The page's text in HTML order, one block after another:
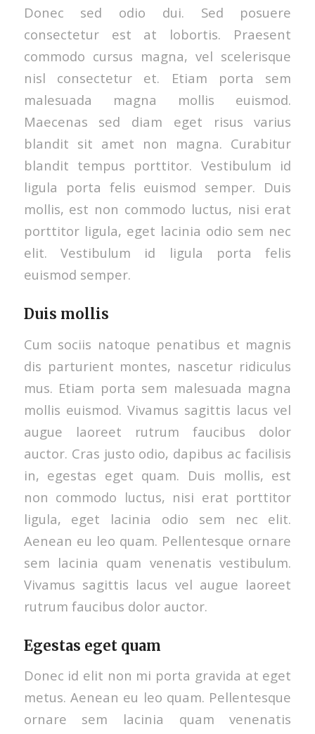
Donec sed odio dui. Sed posuere
consectetur est at lobortis. Praesent
commodo cursus magna, vel scelerisque
nisl consectetur et. Etiam porta sem
malesuada magna mollis euismod.
Maecenas sed diam eget risus varius
blandit sit amet non magna. Curabitur
blandit tempus porttitor. Vestibulum id
ligula porta felis euismod semper. Duis
mollis, est non commodo luctus, nisi erat
porttitor ligula, eget lacinia odio sem nec
elit. Vestibulum id ligula porta felis
euismod semper.
Duis mollis
Cum sociis natoque penatibus et magnis
dis parturient montes, nascetur ridiculus
mus. Etiam porta sem malesuada magna
mollis euismod. Vivamus sagittis lacus vel
augue laoreet rutrum faucibus dolor
auctor. Cras justo odio, dapibus ac facilisis
in, egestas eget quam. Duis mollis, est
non commodo luctus, nisi erat porttitor
ligula, eget lacinia odio sem nec elit.
Aenean eu leo quam. Pellentesque ornare
sem lacinia quam venenatis vestibulum.
Vivamus sagittis lacus vel augue laoreet
rutrum faucibus dolor auctor.
Egestas eget quam
Donec id elit non mi porta gravida at eget
metus. Aenean eu leo quam. Pellentesque
ornare sem lacinia quam venenatis